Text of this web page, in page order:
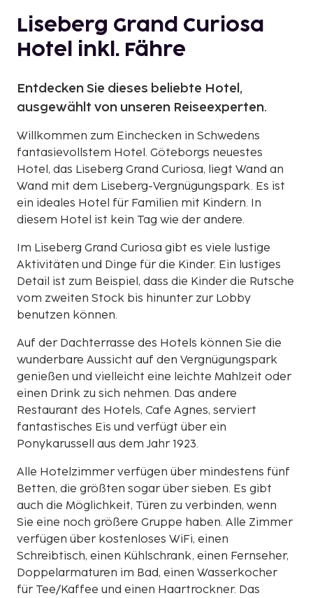
Liseberg Grand Curiosa
Hotel inkl. Fähre
Entdecken Sie dieses beliebte Hotel,
ausgewählt von unseren Reiseexperten.
Willkommen zum Einchecken in Schwedens
fantasievollstem Hotel. Göteborgs neuestes
Hotel, das Liseberg Grand Curiosa, liegt Wand an
Wand mit dem Liseberg-Vergnügungspark. Es ist
ein ideales Hotel für Familien mit Kindern. In
diesem Hotel ist kein Tag wie der andere.
Im Liseberg Grand Curiosa gibt es viele lustige
Aktivitäten und Dinge für die Kinder. Ein lustiges
Detail ist zum Beispiel, dass die Kinder die Rutsche
vom zweiten Stock bis hinunter zur Lobby
benutzen können.
Auf der Dachterrasse des Hotels können Sie die
wunderbare Aussicht auf den Vergnügungspark
genießen und vielleicht eine leichte Mahlzeit oder
einen Drink zu sich nehmen. Das andere
Restaurant des Hotels, Cafe Agnes, serviert
fantastisches Eis und verfügt über ein
Ponykarussell aus dem Jahr 1923.
Alle Hotelzimmer verfügen über mindestens fünf
Betten, die größten sogar über sieben. Es gibt
auch die Möglichkeit, Türen zu verbinden, wenn
Sie eine noch größere Gruppe haben. Alle Zimmer
verfügen über kostenloses WiFi, einen
Schreibtisch, einen Kühlschrank, einen Fernseher,
Doppelarmaturen im Bad, einen Wasserkocher
für Tee/Kaffee und einen Haartrockner. Das